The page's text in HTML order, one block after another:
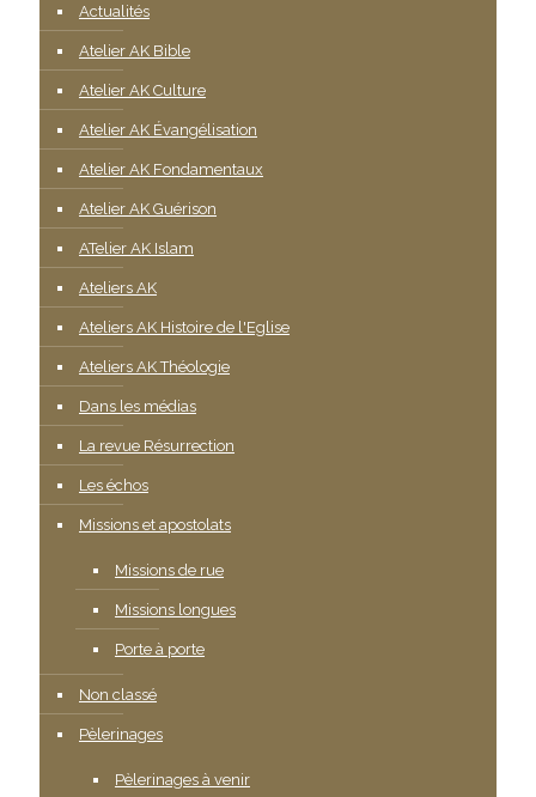
Actualités
Atelier AK Bible
Atelier AK Culture
Atelier AK Évangélisation
Atelier AK Fondamentaux
Atelier AK Guérison
ATelier AK Islam
Ateliers AK
Ateliers AK Histoire de l'Eglise
Ateliers AK Théologie
Dans les médias
La revue Résurrection
Les échos
Missions et apostolats
Missions de rue
Missions longues
Porte à porte
Non classé
Pèlerinages
Pèlerinages à venir